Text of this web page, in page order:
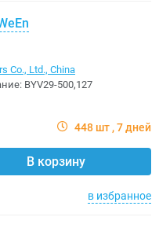
Co., Ltd., China
BYV29-500,127
448 шт 7 дней
В корзину
в избранное